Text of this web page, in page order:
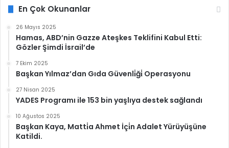
En Çok Okunanlar
26 Mayıs 2025
Hamas, ABD’nin Gazze Ateşkes Teklifini Kabul Etti:
Gözler Şimdi İsrail’de
7 Ekim 2025
Başkan Yılmaz’dan Gıda Güvenli̇ği̇ Operasyonu
27 Nisan 2025
YADES Programı ile 153 bin yaşlıya destek sağlandı
10 Ağustos 2025
Başkan Kaya, Matti̇a Ahmet İçi̇n Adalet Yürüyüşüne
Katildi.